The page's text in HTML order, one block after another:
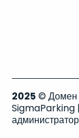
2025 © Домен
SigmaParking